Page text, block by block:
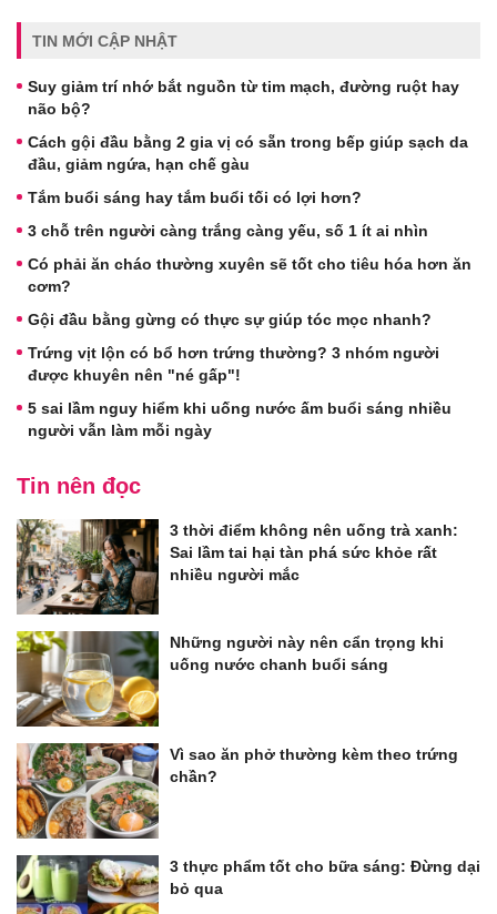
TIN MỚI CẬP NHẬT
Suy giảm trí nhớ bắt nguồn từ tim mạch, đường ruột hay
não bộ?
Cách gội đầu bằng 2 gia vị có sẵn trong bếp giúp sạch da
đầu, giảm ngứa, hạn chế gàu
Tắm buổi sáng hay tắm buổi tối có lợi hơn?
3 chỗ trên người càng trắng càng yếu, số 1 ít ai nhìn
Có phải ăn cháo thường xuyên sẽ tốt cho tiêu hóa hơn ăn
cơm?
Gội đầu bằng gừng có thực sự giúp tóc mọc nhanh?
Trứng vịt lộn có bổ hơn trứng thường? 3 nhóm người
được khuyên nên "né gấp"!
5 sai lầm nguy hiểm khi uống nước ấm buổi sáng nhiều
người vẫn làm mỗi ngày
Tin nên đọc
3 thời điểm không nên uống trà xanh:
Sai lầm tai hại tàn phá sức khỏe rất
nhiều người mắc
Những người này nên cẩn trọng khi
uống nước chanh buổi sáng
Vì sao ăn phở thường kèm theo trứng
chần?
3 thực phẩm tốt cho bữa sáng: Đừng dại
bỏ qua